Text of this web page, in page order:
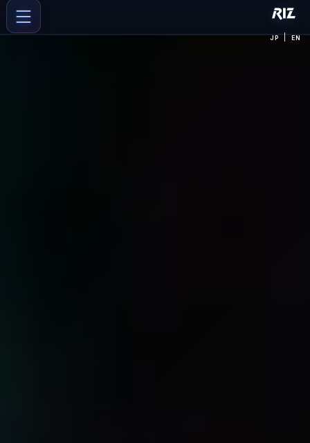
JP | EN